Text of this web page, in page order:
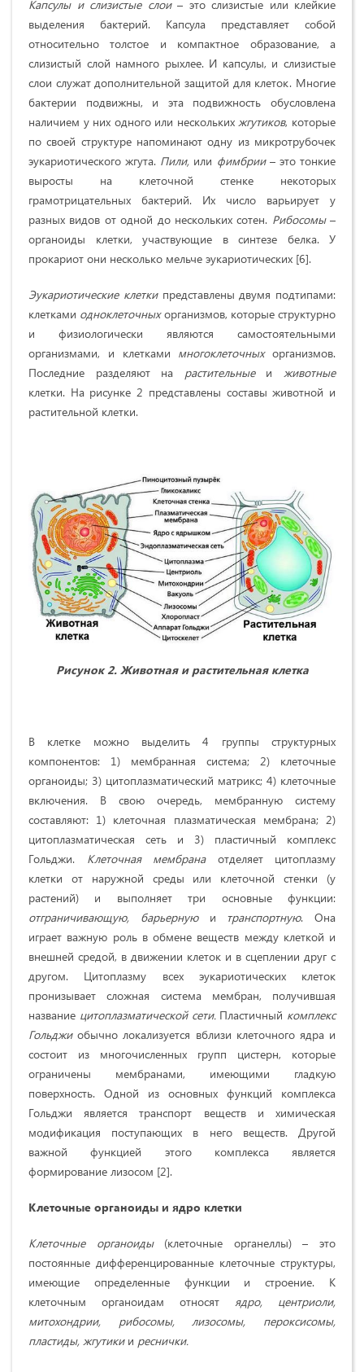
Капсулы и слизистые слои– это слизистые или клейкие
выделения бактерий. Капсула представляет собой
относительно толстое и компактное образование, а
слизистый слой намного рыхлее. И капсулы, и слизистые
слои служат дополнительной защитой для клеток. Многие
бактерии подвижны, и эта подвижность обусловлена
наличием у них одного или нескольких жгутиков, которые
по своей структуре напоминают одну из микротрубочек
эукариотического жгута. Пили, или фимбрии– это тонкие
выросты на клеточной стенке некоторых
грамотрицательных бактерий. Их число варьирует у
разных видов от одной до нескольких сотен. Рибосомы–
органоиды клетки, участвующие в синтезе белка. У
прокариот они несколько мельче эукариотических [6].
Эукариотические клетки представлены двумя подтипами:
клетками одноклеточныхорганизмов, которые структурно
и физиологически являются самостоятельными
организмами, и клетками многоклеточныхорганизмов.
Последние разделяют на растительныеи животные
клетки. На рисунке 2 представлены составы животной и
растительной клетки.
Рисунок 2. Животная и растительная клетка
В клетке можно выделить 4 группы структурных
компонентов: 1) мембранная система; 2) клеточные
органоиды; 3) цитоплазматический матрикс; 4) клеточные
включения. В свою очередь, мембранную систему
составляют: 1) клеточная плазматическая мембрана; 2)
цитоплазматическая сеть и 3) пластичный комплекс
Гольджи. Клеточная мембранаотделяет цитоплазму
клетки от наружной среды или клеточной стенки (у
растений) и выполняет три основные функции:
отграничивающую, барьерную и транспортную. Она
играет важную роль в обмене веществ между клеткой и
внешней средой, в движении клеток и в сцеплении друг с
другом. Цитоплазму всех эукариотических клеток
пронизывает сложная система мембран, получившая
название цитоплазматической сети. Пластичный комплекс
Гольджиобычно локализуется вблизи клеточного ядра и
состоит из многочисленных групп цистерн, которые
ограничены мембранами, имеющими гладкую
поверхность. Одной из основных функций комплекса
Гольджи является транспорт веществ и химическая
модификация поступающих в него веществ. Другой
важной функцией этого комплекса является
формирование лизосом [2].
Клеточные органоиды и ядро клетки
Клеточные органоиды(клеточные органеллы) – это
постоянные дифференцированные клеточные структуры,
имеющие определенные функции и строение. К
клеточным органоидам относят ядро, центриоли,
митохондрии, рибосомы, лизосомы, пероксисомы,
пластиды, жгутики и реснички.